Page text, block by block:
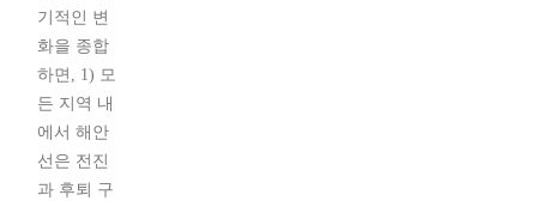
기적인 변
화을 종합
하면, 1) 모
든 지역 내
에서 해안
선은 전진
과 후퇴 구